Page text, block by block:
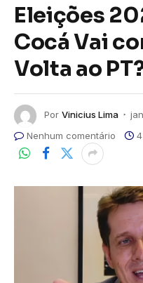
Eleições
Cocá Vai
Volta ao
Por Vinicius Lima
Nenhum comentário